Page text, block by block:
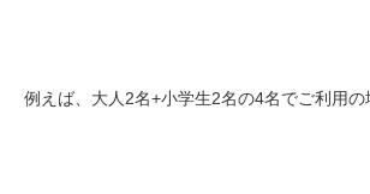
例えば、大人2名+小学生2名の4名でご利用の